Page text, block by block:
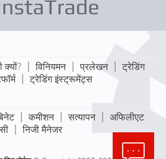
क्यों? विनियमन प्रलेखन
ट्रेडिंग
ट्रेडिंग इंस्ट्रूमेंट्स
कमीशन सत्यापन
अफिलीएट
निजी मैनेजर